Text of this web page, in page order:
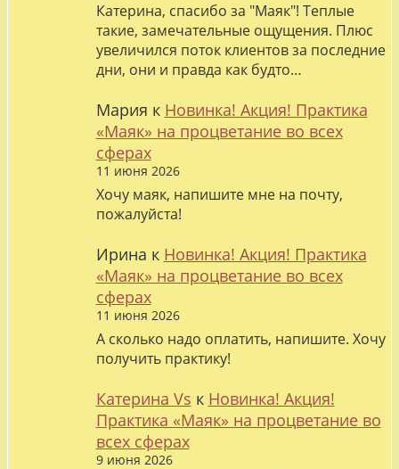
Катерина, спасибо за "Маяк"! Теплые
такие, замечательные ощущения. Плюс
увеличился поток клиентов за последние
дни, они и правда как будто…
Мария к Новинка! Акция! Практика
«Маяк» на процветание во всех
сферах
11 июня 2026
Хочу маяк, напишите мне на почту,
пожалуйста!
Ирина к Новинка! Акция! Практика
«Маяк» на процветание во всех
сферах
11 июня 2026
А сколько надо оплатить, напишите. Хочу
получить практику!
Катерина Vs к Новинка! Акция!
Практика «Маяк» на процветание во
всех сферах
9 июня 2026